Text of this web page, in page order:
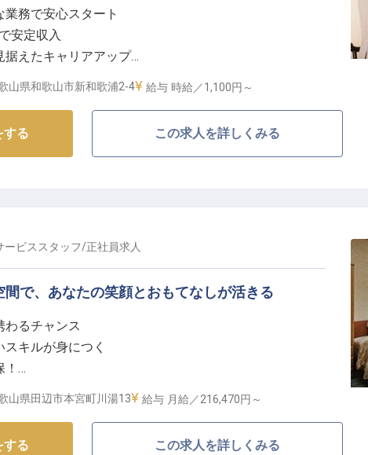
務で安心スタート
安定収入
据えたキャリアアップ
ち着いた環境で働く
は、和歌浦の壮大な自然に抱かれたリゾート施設で
て、お客様の安らかな滞在を陰ながら支える、大切なお
に寄り添う温かいサービスを共に提供しませんか。
、未来を拓くキャリアパス】
が安心して長く働ける環境を大切にしています。
半までの時間帯で、簡単な業務が中心。
支給されるため、通勤の負担も軽減されます。
います。
山県和歌山市新和歌浦2-4 給与 時給／1,100円～
する この求人を詳しくみる
ービススタッフ/正社員求人
で、あなたの笑顔とおもてなしが活きる
わるチャンス
キルが身につく
した毎日
山県田辺市本宮町川湯13 給与 月給／216,470円～
する この求人を詳しくみる